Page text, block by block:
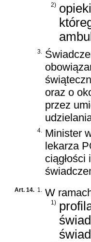
2)
3.
oraz o
przez
4. Minister
lekarza
Art. 14. 1. W
1)